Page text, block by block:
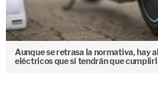
Aunque se retrasa la normativa, hay
eléctricos que sí tendrán que